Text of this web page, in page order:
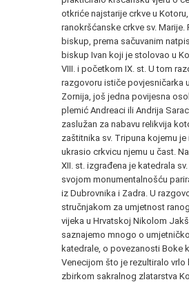
otkriće najstarije crkve u Kotoru,
ranokršćanske crkve sv. Marije.
biskup, prema sačuvanim
biskup Ivan koji je stolovao u
VIII. i početkom IX. st. U tom
razgovoru ističe povjesničarka
Zornija, još jedna povijesna
plemić Andreaci ili Andrija
zaslužan za nabavu relikvija
zaštitnika sv. Tripuna kojemu
ukrasio crkvicu njemu u čast.
XII. st. izgrađena je katedrala
svojom monumentalnošću
iz Dubrovnika i Zadra. U
stručnjakom za umjetnost
vijeka u Hrvatskoj Nikolom
saznajemo mnogo o
katedrale, o povezanosti Boke
Venecijom što je rezultiralo vrlo
zbirkom sakralnog zlatarstva